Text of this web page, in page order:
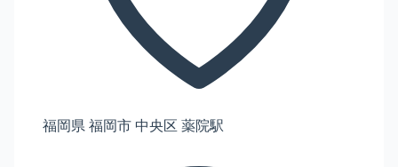
福岡県 福岡市 中央区 薬院駅